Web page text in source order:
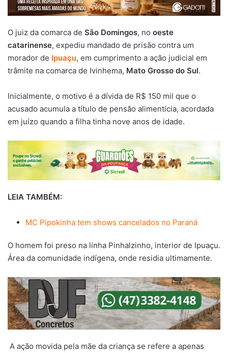
O juiz da comarca de São Domingos, no oeste
catarinense, expediu mandado de prisão contra um
morador de Ipuaçu, em cumprimento a ação judicial em
trâmite na comarca de Ivinhema, Mato Grosso do Sul.
Inicialmente, o motivo é a dívida de R$ 150 mil que o
acusado acumula a título de pensão alimentícia, acordada
em juízo quando a filha tinha nove anos de idade.
LEIA TAMBÉM:
MC Pipokinha tem shows cancelados no Paraná
O homem foi preso na linha Pinhalzinho, interior de Ipuaçu.
Área da comunidade indígena, onde residia ultimamente.
A ação movida pela mãe da criança se refere a apenas